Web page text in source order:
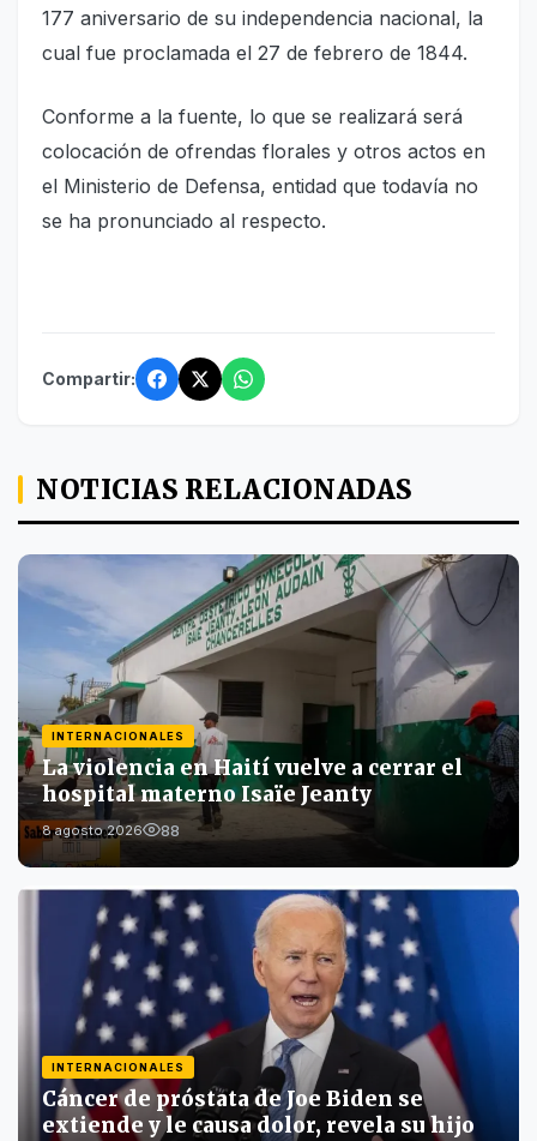
177 aniversario de su independencia nacional, la
cual fue proclamada el 27 de febrero de 1844.
Conforme a la fuente, lo que se realizará será
colocación de ofrendas florales y otros actos en
el Ministerio de Defensa, entidad que todavía no
se ha pronunciado al respecto.
Compartir:
NOTICIAS RELACIONADAS
INTERNACIONALES
La violencia en Haití vuelve a cerrar el
hospital materno Isaïe Jeanty
8 agosto 2026 88
INTERNACIONALES
Cáncer de próstata de Joe Biden se
extiende y le causa dolor, revela su hijo